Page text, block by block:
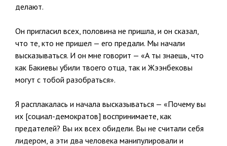
делают.
Он пригласил всех, половина не пришла, и он сказал,
что те, кто не пришел — его предали. Мы начали
высказываться. И он мне говорит — «А ты знаешь, что
как Бакиевы убили твоего отца, так и Жээнбековы
могут с тобой разобраться».
Я расплакалась и начала высказываться — «Почему вы
их [социал-демократов] воспринимаете, как
предателей? Вы их всех обидели. Вы не считали себя
лидером, а эти два человека манипулировали и